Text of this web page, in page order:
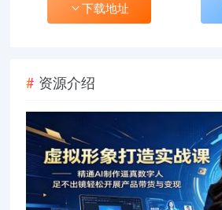
下载地址
资源介绍